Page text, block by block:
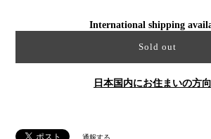
International shipping
Sold out
日本国内にお住まいの方
通報する